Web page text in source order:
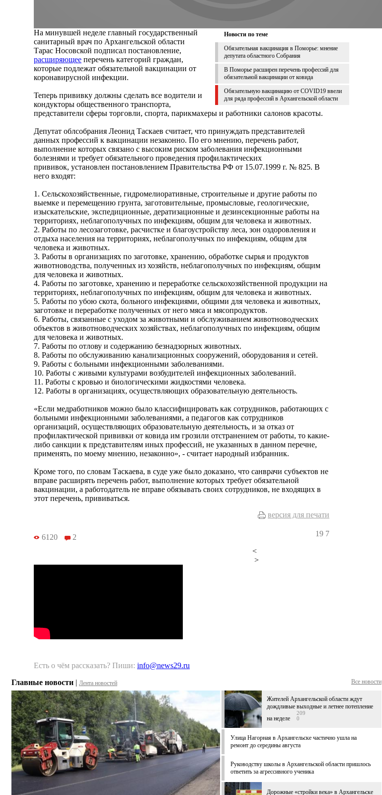
Новости по теме
Обязательная вакцинация в Поморье: мнение
депутата областного Собрания
В Поморье расширен перечень профессий для
обязательной вакцинации от ковида
Обязательную вакцинацию от COVID19 ввели
для ряда профессий в Архангельской области
На минувшей неделе главный государственный
санитарный врач по Архангельской области
Тарас Носовской подписал постановление,
расширяющее перечень категорий граждан,
которые подлежат обязательной вакцинации от
коронавирусной инфекции.
Теперь прививку должны сделать все водители и
кондукторы общественного транспорта,
представители сферы торговли, спорта, парикмахеры и работники салонов красоты.
Депутат облсобрания Леонид Таскаев считает, что принуждать представителей
данных профессий к вакцинации незаконно. По его мнению, перечень работ,
выполнение которых связано с высоким риском заболевания инфекционными
болезнями и требует обязательного проведения профилактических
прививок, установлен постановлением Правительства РФ от 15.07.1999 г. № 825. В
него входят:
1. Сельскохозяйственные, гидромелиоративные, строительные и другие работы по
выемке и перемещению грунта, заготовительные, промысловые, геологические,
изыскательские, экспедиционные, дератизационные и дезинсекционные работы на
территориях, неблагополучных по инфекциям, общим для человека и животных.
2. Работы по лесозаготовке, расчистке и благоустройству леса, зон оздоровления и
отдыха населения на территориях, неблагополучных по инфекциям, общим для
человека и животных.
3. Работы в организациях по заготовке, хранению, обработке сырья и продуктов
животноводства, полученных из хозяйств, неблагополучных по инфекциям, общим
для человека и животных.
4. Работы по заготовке, хранению и переработке сельскохозяйственной продукции на
территориях, неблагополучных по инфекциям, общим для человека и животных.
5. Работы по убою скота, больного инфекциями, общими для человека и животных,
заготовке и переработке полученных от него мяса и мясопродуктов.
6. Работы, связанные с уходом за животными и обслуживанием животноводческих
объектов в животноводческих хозяйствах, неблагополучных по инфекциям, общим
для человека и животных.
7. Работы по отлову и содержанию безнадзорных животных.
8. Работы по обслуживанию канализационных сооружений, оборудования и сетей.
9. Работы с больными инфекционными заболеваниями.
10. Работы с живыми культурами возбудителей инфекционных заболеваний.
11. Работы с кровью и биологическими жидкостями человека.
12. Работы в организациях, осуществляющих образовательную деятельность.
«Если медработников можно было классифицировать как сотрудников, работающих с
больными инфекционными заболеваниями, а педагогов как сотрудников
организаций, осуществляющих образовательную деятельность, и за отказ от
профилактической прививки от ковида им грозили отстранением от работы, то какие-
либо санкции к представителям иных профессий, не указанных в данном перечне,
применять, по моему мнению, незаконно», - считает народный избранник.
Кроме того, по словам Таскаева, в суде уже было доказано, что санврачи субъектов не
вправе расширять перечень работ, выполнение которых требует обязательной
вакцинации, а работодатель не вправе обязывать своих сотрудников, не входящих в
этот перечень, прививаться.
версия для печати
6120 2 19 7
<
>
Есть о чём рассказать? Пиши: info@news29.ru
Главные новости | Лента новостей Все новости
Жителей Архангельской области ждут
дождливые выходные и летнее потепление
на неделе
209
0
Улица Нагорная в Архангельске частично ушла на
ремонт до середины августа
Руководству школы в Архангельской области пришлось
ответить за агрессивного ученика
Дорожные «стройки века» в Архангельске